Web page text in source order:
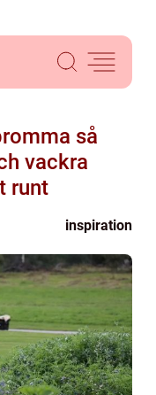
så
vackra
runt
inspiration